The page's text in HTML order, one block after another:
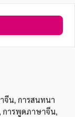
จีน, การสนทนา
, การพูดภาษาจีน,